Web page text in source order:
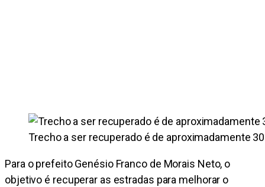
Trecho a ser recuperado é de aproximadamente
Para o prefeito Genésio Franco de Morais Neto, o
objetivo é recuperar as estradas para melhorar o